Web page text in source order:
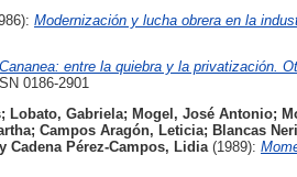
Modernización y lucha obrera en la
Cananea: entre la quiebra y la privatización.
0186-2901
; Lobato, Gabriela; Mogel, José Antonio;
; Campos Aragón, Leticia; Blancas
y Cadena Pérez-Campos, Lidia (1989):